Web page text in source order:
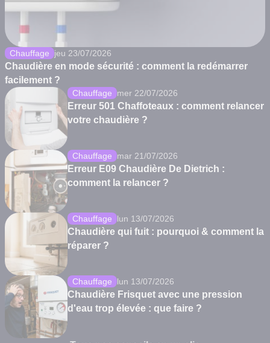
Chauffage jeu 23/07/2026
Chaudière en mode sécurité : comment la redémarrer
facilement ?
Chauffage mer 22/07/2026
Erreur 501 Chaffoteaux : comment relancer
votre chaudière ?
Chauffage mar 21/07/2026
Erreur E09 Chaudière De Dietrich :
comment la relancer ?
Chauffage lun 13/07/2026
Chaudière qui fuit : pourquoi & comment la
réparer ?
Chauffage lun 13/07/2026
Chaudière Frisquet avec une pression
d'eau trop élevée : que faire ?